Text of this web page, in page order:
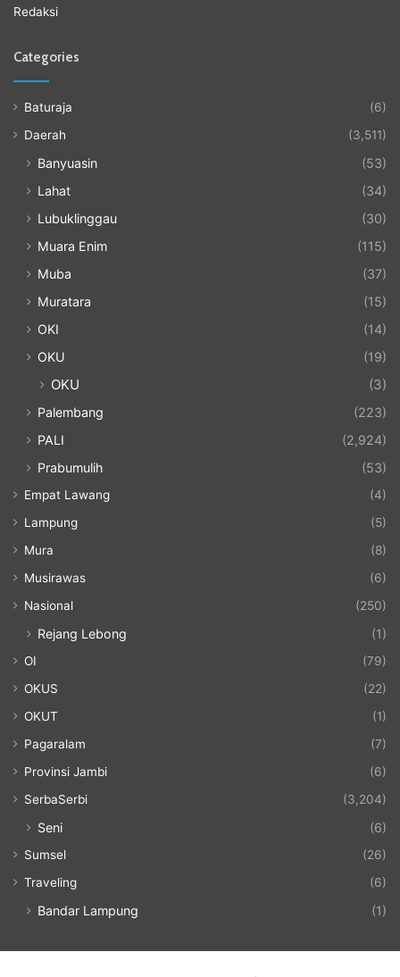
Redaksi
Categories
Baturaja
(6)
Daerah
(3,511)
Banyuasin
(53)
Lahat
(34)
Lubuklinggau
(30)
Muara Enim
(115)
Muba
(37)
Muratara
(15)
OKI
(14)
OKU
(19)
OKU (3)
Palembang
(223)
PALI
(2,924)
Prabumulih
(53)
Empat Lawang
(4)
Lampung
(5)
Mura
(8)
Musirawas
(6)
Nasional
(250)
Rejang Lebong (1)
OI
(79)
OKUS
(22)
OKUT
(1)
Pagaralam
(7)
Provinsi Jambi
(6)
SerbaSerbi
(3,204)
Seni (6)
Sumsel
(26)
Traveling
(6)
Bandar Lampung (1)